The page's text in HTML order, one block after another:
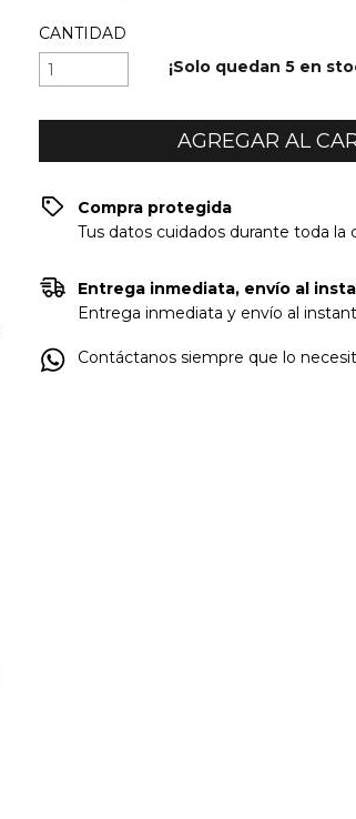
CANTIDAD
¡Solo quedan5 en
Compra protegida
Tus datos cuidados durante toda la
Entrega inmediata, envío al
Entrega inmediata y envío al
Contáctanos siempre que lo